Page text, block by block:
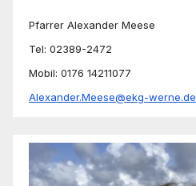
Pfarrer Alexander Meese
Tel: 02389-2472
Mobil: 0176 14211077
Alexander.Meese@ekg-werne.de